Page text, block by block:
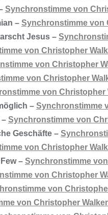
Synchronstimme von
– Synchronstimme von
Jesus –
von Christopher
von Christopher
von Christopher
von Christopher
– Synchronstimme
Synchronstimme von
Geschäfte –
von Christopher
– Synchronstimme
von Christopher
von
von Christopher